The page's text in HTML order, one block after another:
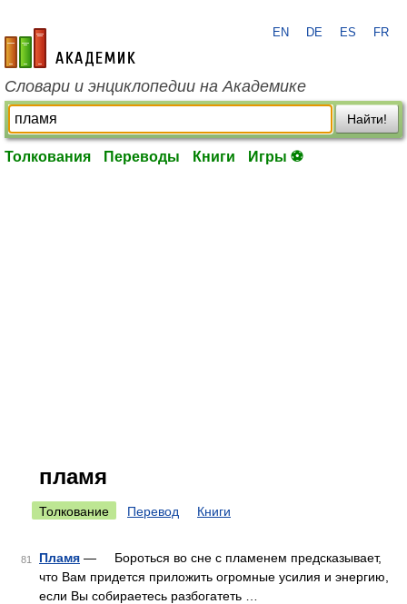
academic.ru
EN DE ES FR
Словари и энциклопедии на Академике
Найти!
Толкования Переводы Книги Игры ⚽
пламя
Толкование Перевод Книги
81 Пламя — Бороться во сне с пламенем предсказывает,
что Вам придется приложить огромные усилия и энергию,
если Вы собираетесь разбогатеть …